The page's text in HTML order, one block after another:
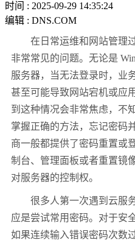
时间 : 2025-09-29 14:35:24
编辑 : DNS.COM
在日常运维和网站管理过
非常常见的问题。无论是
服务器，当无法登录时，业
甚至可能导致网站宕机或应
到这种情况会非常焦虑，不
掌握正确的方法，忘记密码
商一般都提供了密码重置或
制台、管理面板或者重置镜
对服务器的控制权。
很多人第一次遇到云服务
应是尝试常用密码。对于安
如果连续输入错误密码次数